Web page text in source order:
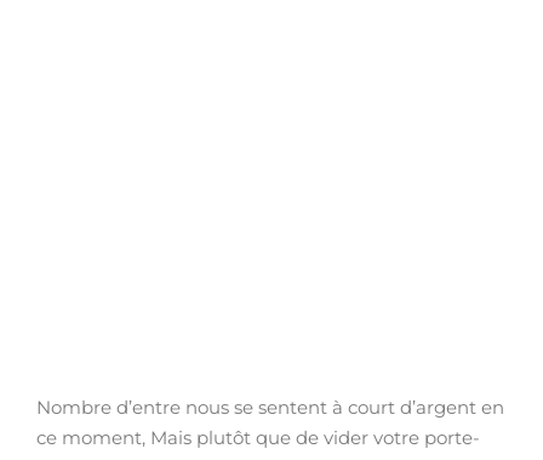
Nombre d’entre nous se sentent à court d’argent en
ce moment, Mais plutôt que de vider votre porte-